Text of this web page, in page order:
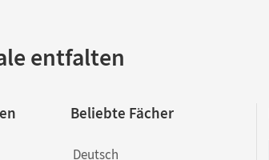
entfalten
Beliebte Fächer
Deutsch